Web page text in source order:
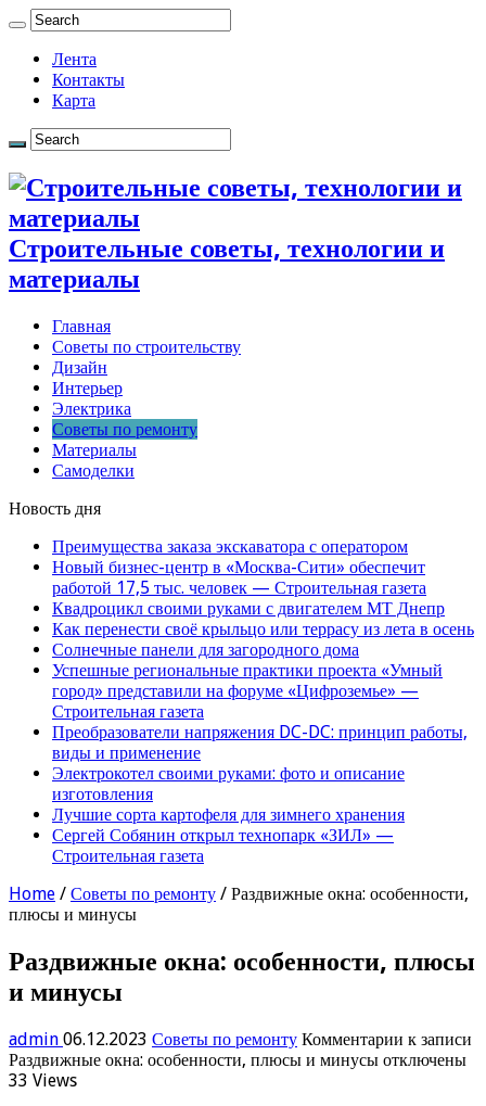
Лента
Контакты
Карта
Строительные советы, технологии и
материалы
Главная
Советы по строительству
Дизайн
Интерьер
Электрика
Советы по ремонту
Материалы
Самоделки
Новость дня
Преимущества заказа экскаватора с оператором
Новый бизнес-центр в «Москва-Сити» обеспечит
работой 17,5 тыс. человек — Строительная газета
Квадроцикл своими руками с двигателем МТ Днепр
Как перенести своё крыльцо или террасу из лета в осень
Солнечные панели для загородного дома
Успешные региональные практики проекта «Умный
город» представили на форуме «Цифроземье» —
Строительная газета
Преобразователи напряжения DC-DC: принцип работы,
виды и применение
Электрокотел своими руками: фото и описание
изготовления
Лучшие сорта картофеля для зимнего хранения
Сергей Собянин открыл технопарк «ЗИЛ» —
Строительная газета
Home / Советы по ремонту / Раздвижные окна: особенности,
плюсы и минусы
Раздвижные окна: особенности, плюсы
и минусы
admin 06.12.2023 Советы по ремонту Комментарии к записи
Раздвижные окна: особенности, плюсы и минусы отключены
33 Views